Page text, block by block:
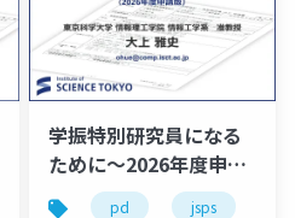
dc1 dc2
学振特別研究員になる
ために～2026年度申請
版
pd jsps